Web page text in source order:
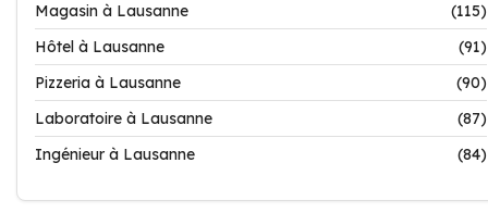
Magasin à Lausanne
(115)
Hôtel à Lausanne
(91)
Pizzeria à Lausanne
(90)
Laboratoire à Lausanne
(87)
Ingénieur à Lausanne
(84)